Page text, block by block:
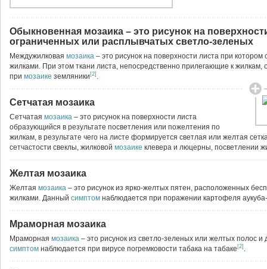
Обыкновенная мозаика – это рисунок на
ограниченных или расплывчатых светло-зеленых
Междужилковая мозаика – это рисунок на поверхности листа при
жилками. При этом ткани листа, непосредственно прилегающие к
при мозаике земляники [2] .
Сетчатая мозаика
Сетчатая мозаика – это рисунок на поверхности листа
образующийся в результате посветления или пожелтения по
жилкам, в результате чего на листе формируется светлая или желтая
сетчастости свеклы, жилковой мозаике клевера и люцерны, посветлении
Желтая мозаика
Желтая мозаика – это рисунок из ярко-желтых пятен, расположенных
жилками. Данный симптом наблюдается при поражении картофеля
Мраморная мозаика
Мраморная мозаика – это рисунок из светло-зеленых или желтых полос
симптом наблюдается при вирусе погремковости табака на табаке [2] .